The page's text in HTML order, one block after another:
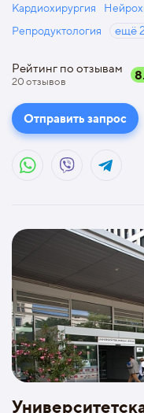
Кардиохирургия
Репродуктология
ещё
Рейтинг по отзывам
20отзывов
Отправить запрос